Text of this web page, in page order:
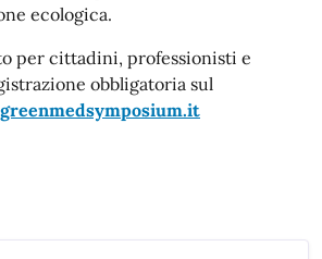
ecologica.
per cittadini, professionisti e
obbligatoria sul